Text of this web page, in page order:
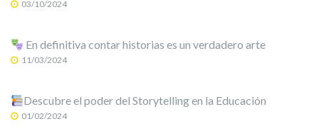
03/10/2024
En definitiva contar historias es un verdadero arte
11/03/2024
Descubre el poder del Storytelling en la Educación
01/02/2024